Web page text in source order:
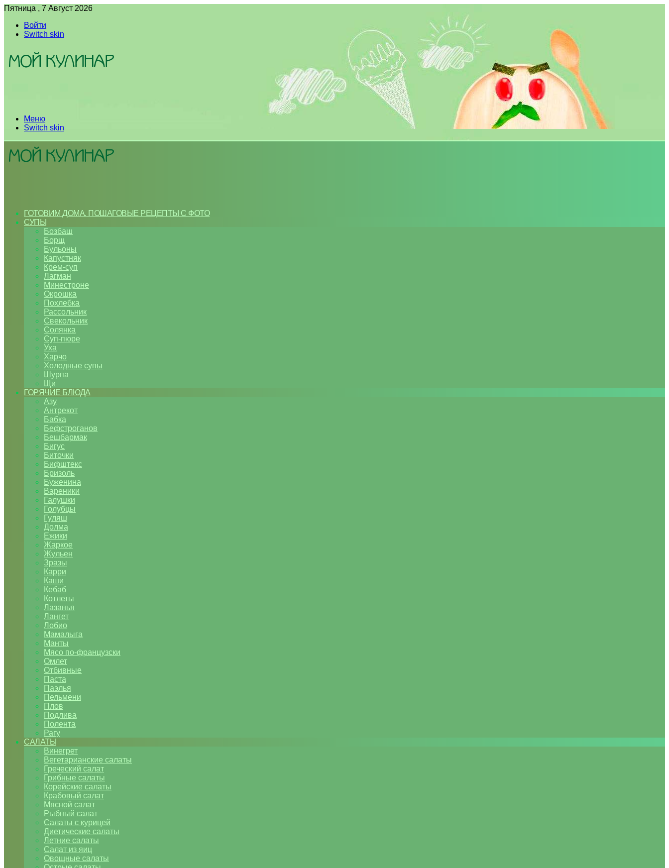
Пятница , 7 Август 2026
Войти
Switch skin
Меню
Switch skin
ГОТОВИМ ДОМА. ПОШАГОВЫЕ РЕЦЕПТЫ С ФОТО
СУПЫ
Бозбаш
Борщ
Бульоны
Капустняк
Крем-суп
Лагман
Минестроне
Окрошка
Похлебка
Рассольник
Свекольник
Солянка
Суп-пюре
Уха
Харчо
Холодные супы
Шурпа
Щи
ГОРЯЧИЕ БЛЮДА
Азу
Антрекот
Бабка
Бефстроганов
Бешбармак
Бигус
Биточки
Бифштекс
Бризоль
Буженина
Вареники
Галушки
Голубцы
Гуляш
Долма
Ежики
Жаркое
Жульен
Зразы
Карри
Каши
Кебаб
Котлеты
Лазанья
Лангет
Лобио
Мамалыга
Манты
Мясо по-французски
Омлет
Отбивные
Паста
Паэлья
Пельмени
Плов
Подлива
Полента
Рагу
САЛАТЫ
Винегрет
Вегетарианские салаты
Греческий салат
Грибные салаты
Корейские салаты
Крабовый салат
Мясной салат
Рыбный салат
Салаты с курицей
Диетические салаты
Летние салаты
Салат из яиц
Овощные салаты